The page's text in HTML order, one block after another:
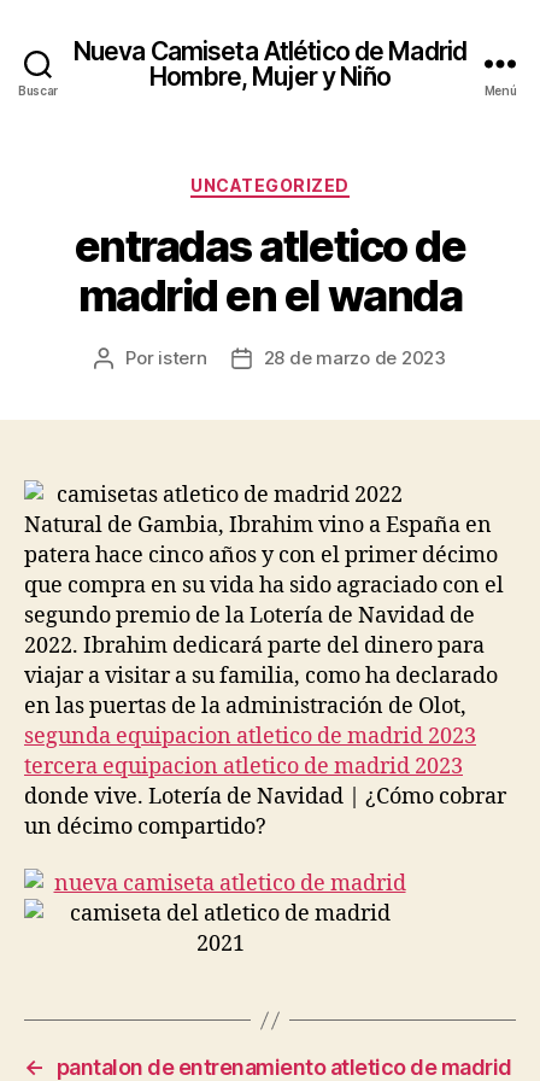
Buscar
Nueva Camiseta Atlético de Madrid
Hombre, Mujer y Niño
Menú
Categorías
UNCATEGORIZED
entradas atletico de
madrid en el wanda
Autor
Por istern
Fecha28 de marzo de 2023
Natural de Gambia, Ibrahim vino a España en
patera hace cinco años y con el primer décimo
que compra en su vida ha sido agraciado con el
segundo premio de la Lotería de Navidad de
2022. Ibrahim dedicará parte del dinero para
viajar a visitar a su familia, como ha declarado
en las puertas de la administración de Olot,
segunda equipacion atletico de madrid 2023
tercera equipacion atletico de madrid 2023
donde vive. Lotería de Navidad | ¿Cómo cobrar
un décimo compartido?
← pantalon de entrenamiento atletico de madrid